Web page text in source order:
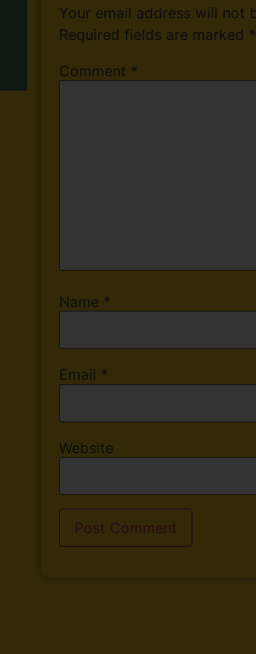
Your email address will not
Required fields are marked *
Comment *
Name *
Email *
Website